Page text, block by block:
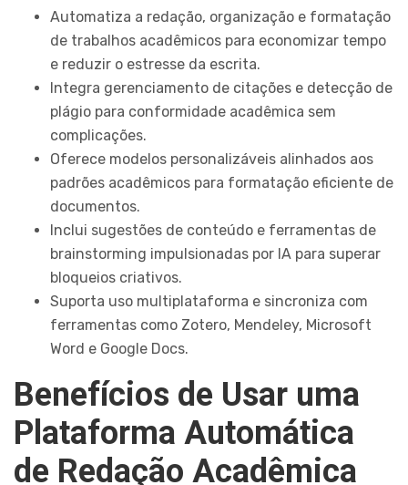
Automatiza a redação, organização e formatação
de trabalhos acadêmicos para economizar tempo
e reduzir o estresse da escrita.
Integra gerenciamento de citações e detecção de
plágio para conformidade acadêmica sem
complicações.
Oferece modelos personalizáveis alinhados aos
padrões acadêmicos para formatação eficiente de
documentos.
Inclui sugestões de conteúdo e ferramentas de
brainstorming impulsionadas por IA para superar
bloqueios criativos.
Suporta uso multiplataforma e sincroniza com
ferramentas como Zotero, Mendeley, Microsoft
Word e Google Docs.
Benefícios de Usar uma
Plataforma Automática
de Redação Acadêmica